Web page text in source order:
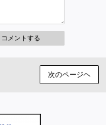
コメントする
次のページヘ